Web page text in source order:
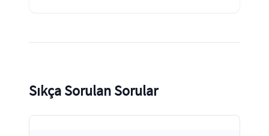
Sıkça Sorulan Sorular